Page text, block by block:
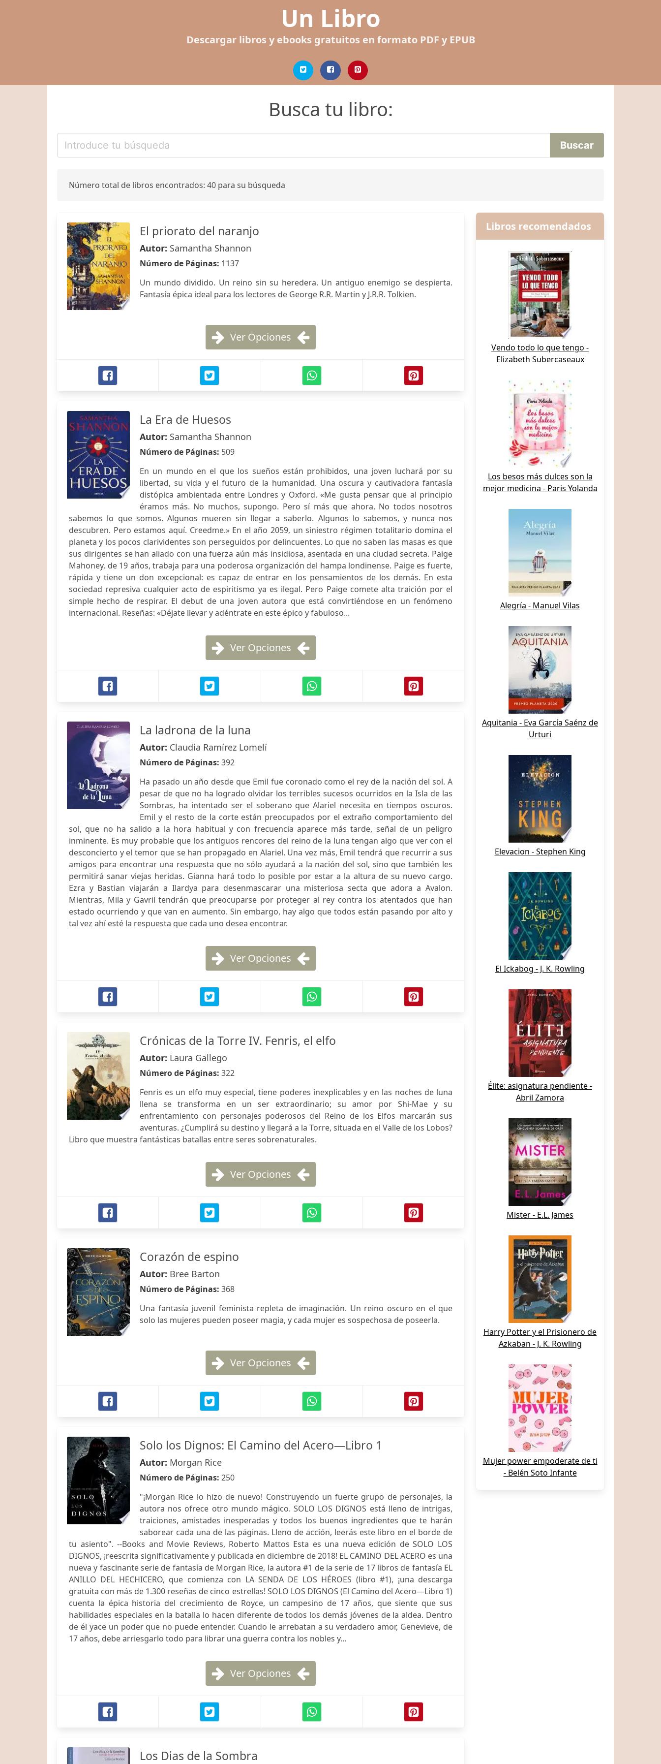
Un Libro
Descargar libros y ebooks gratuitos en formato PDF y EPUB
Busca tu libro:
Número total de libros encontrados: 40 para su búsqueda
El priorato del naranjo
Autor: Samantha Shannon
Número de Páginas: 1137
Un mundo dividido. Un reino sin su heredera. Un antiguo enemigo se despierta.
Fantasía épica ideal para los lectores de George R.R. Martin y J.R.R. Tolkien.
Ver Opciones
La Era de Huesos
Autor: Samantha Shannon
Número de Páginas: 509
En un mundo en el que los sueños están prohibidos, una joven luchará por su
libertad, su vida y el futuro de la humanidad. Una oscura y cautivadora fantasía
distópica ambientada entre Londres y Oxford. «Me gusta pensar que al principio
éramos más. No muchos, supongo. Pero sí más que ahora. No todos nosotros
sabemos lo que somos. Algunos mueren sin llegar a saberlo. Algunos lo sabemos, y nunca nos
descubren. Pero estamos aquí. Creedme.» En el año 2059, un siniestro régimen totalitario domina el
planeta y los pocos clarividentes son perseguidos por delincuentes. Lo que no saben las masas es que
sus dirigentes se han aliado con una fuerza aún más insidiosa, asentada en una ciudad secreta. Paige
Mahoney, de 19 años, trabaja para una poderosa organización del hampa londinense. Paige es fuerte,
rápida y tiene un don excepcional: es capaz de entrar en los pensamientos de los demás. En esta
sociedad represiva cualquier acto de espiritismo ya es ilegal. Pero Paige comete alta traición por el
simple hecho de respirar. El debut de una joven autora que está convirtiéndose en un fenómeno
internacional. Reseñas: «Déjate llevar y adéntrate en este épico y fabuloso...
Ver Opciones
La ladrona de la luna
Autor: Claudia Ramírez Lomelí
Número de Páginas: 392
Ha pasado un año desde que Emil fue coronado como el rey de la nación del sol. A
pesar de que no ha logrado olvidar los terribles sucesos ocurridos en la Isla de las
Sombras, ha intentado ser el soberano que Alariel necesita en tiempos oscuros.
Emil y el resto de la corte están preocupados por el extraño comportamiento del
sol, que no ha salido a la hora habitual y con frecuencia aparece más tarde, señal de un peligro
inminente. Es muy probable que los antiguos rencores del reino de la luna tengan algo que ver con el
desconcierto y el temor que se han propagado en Alariel. Una vez más, Emil tendrá que recurrir a sus
amigos para encontrar una respuesta que no sólo ayudará a la nación del sol, sino que también les
permitirá sanar viejas heridas. Gianna hará todo lo posible por estar a la altura de su nuevo cargo.
Ezra y Bastian viajarán a Ilardya para desenmascarar una misteriosa secta que adora a Avalon.
Mientras, Mila y Gavril tendrán que preocuparse por proteger al rey contra los atentados que han
estado ocurriendo y que van en aumento. Sin embargo, hay algo que todos están pasando por alto y
tal vez ahí esté la respuesta que cada uno desea encontrar.
Ver Opciones
Crónicas de la Torre IV. Fenris, el elfo
Autor: Laura Gallego
Número de Páginas: 322
Fenris es un elfo muy especial, tiene poderes inexplicables y en las noches de luna
llena se transforma en un ser extraordinario; su amor por Shi-Mae y su
enfrentamiento con personajes poderosos del Reino de los Elfos marcarán sus
aventuras. ¿Cumplirá su destino y llegará a la Torre, situada en el Valle de los Lobos?
Libro que muestra fantásticas batallas entre seres sobrenaturales.
Ver Opciones
Corazón de espino
Autor: Bree Barton
Número de Páginas: 368
Una fantasía juvenil feminista repleta de imaginación. Un reino oscuro en el que
solo las mujeres pueden poseer magia, y cada mujer es sospechosa de poseerla.
Ver Opciones
Solo los Dignos: El Camino del Acero—Libro 1
Autor: Morgan Rice
Número de Páginas: 250
"¡Morgan Rice lo hizo de nuevo! Construyendo un fuerte grupo de personajes, la
autora nos ofrece otro mundo mágico. SOLO LOS DIGNOS está lleno de intrigas,
traiciones, amistades inesperadas y todos los buenos ingredientes que te harán
saborear cada una de las páginas. Lleno de acción, leerás este libro en el borde de
tu asiento". --Books and Movie Reviews, Roberto Mattos Esta es una nueva edición de SOLO LOS
DIGNOS, ¡reescrita significativamente y publicada en diciembre de 2018! EL CAMINO DEL ACERO es una
nueva y fascinante serie de fantasía de Morgan Rice, la autora #1 de la serie de 17 libros de fantasía EL
ANILLO DEL HECHICERO, que comienza con LA SENDA DE LOS HÉROES (libro #1), ¡una descarga
gratuita con más de 1.300 reseñas de cinco estrellas! SOLO LOS DIGNOS (El Camino del Acero—Libro 1)
cuenta la épica historia del crecimiento de Royce, un campesino de 17 años, que siente que sus
habilidades especiales en la batalla lo hacen diferente de todos los demás jóvenes de la aldea. Dentro
de él yace un poder que no puede entender. Cuando le arrebatan a su verdadero amor, Genevieve, de
17 años, debe arriesgarlo todo para librar una guerra contra los nobles y...
Ver Opciones
Los Dias de la Sombra
Libros recomendados
Vendo todo lo que tengo -
Elizabeth Subercaseaux
Los besos más dulces son la
mejor medicina - Paris Yolanda
Alegría - Manuel Vilas
Aquitania - Eva García Saénz de
Urturi
Elevacion - Stephen King
El Ickabog - J. K. Rowling
Élite: asignatura pendiente -
Abril Zamora
Mister - E.L. James
Harry Potter y el Prisionero de
Azkaban - J. K. Rowling
Mujer power empoderate de ti
- Belén Soto Infante